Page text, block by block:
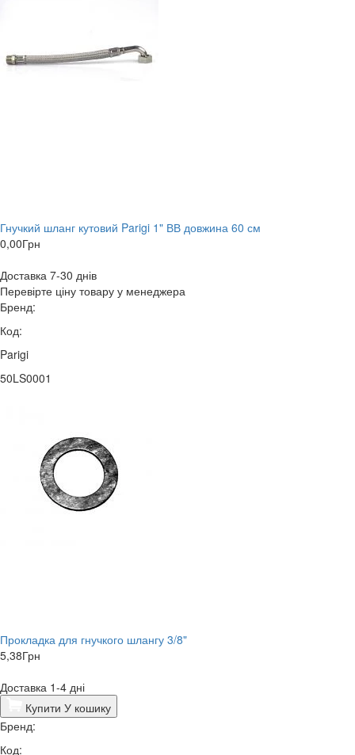
Гнучкий шланг кутовий Parigi 1" ВВ довжина 60 см
0,00Грн
Доставка 7-30 днів
Перевірте ціну товару у менеджера
Бренд:
Код:
Parigi
50LS0001
Прокладка для гнучкого шлангу 3/8"
5,38Грн
Доставка 1-4 дні
Купити У кошику
Бренд:
Код: